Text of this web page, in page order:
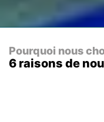
Pourquoi nous
6 raisons de